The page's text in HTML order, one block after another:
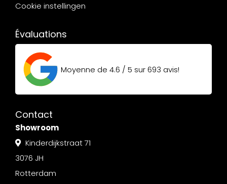
Cookie instellingen
Évaluations
Moyenne de 4.6 / 5 sur693 avis!
Contact
Showroom
Kinderdijkstraat 71
3076 JH
Rotterdam